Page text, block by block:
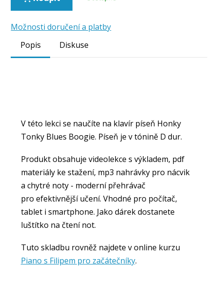
Možnosti doručení a platby
Popis
Diskuse
V této lekci se naučíte na klavír píseň Honky
Tonky Blues Boogie. Píseň je v tónině D dur.
Produkt obsahuje videolekce s výkladem, pdf
materiály ke stažení, mp3 nahrávky pro nácvik
a chytré noty - moderní přehrávač
pro efektivnější učení. Vhodné pro počítač,
tablet i smartphone. Jako dárek dostanete
luštítko na čtení not.
Tuto skladbu rovněž najdete v online kurzu
Piano s Filipem pro začátečníky.